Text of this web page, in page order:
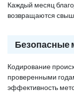
Каждый месяц
возвращаются
Безопасные
Кодирование
проверенными
эффективность